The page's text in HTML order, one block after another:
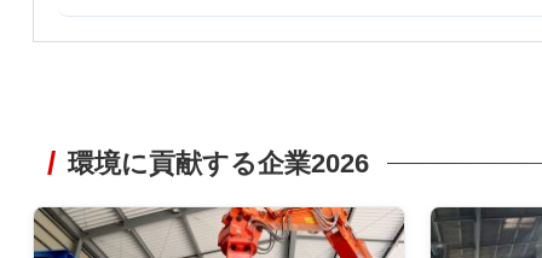
環境に貢献する企業2026